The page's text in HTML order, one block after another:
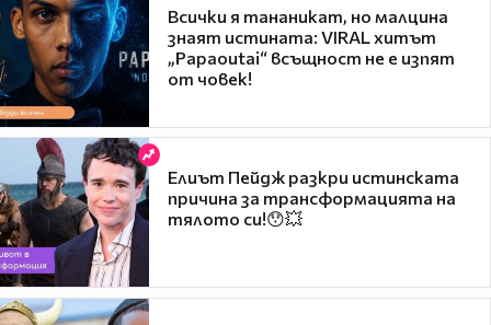
Всички я тананикат, но малцина
знаят истината: VIRAL хитът
„Papaoutai“ всъщност не е изпят
от човек!
Елиът Пейдж разкри истинската
причина за трансформацията на
тялото си!😯💥